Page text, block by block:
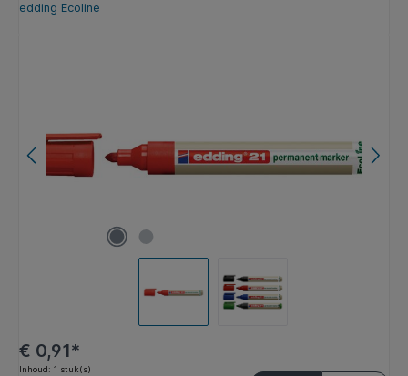
edding Ecoline
€ 0,91*
Inhoud: 1 stuk(s)